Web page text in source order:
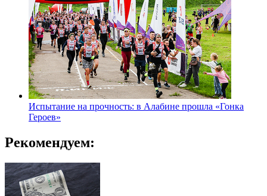
Испытание на прочность: в Алабине прошла «Гонка
Героев»
Рекомендуем: